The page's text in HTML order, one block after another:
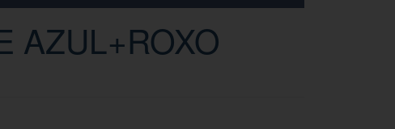
AZUL+ROXO